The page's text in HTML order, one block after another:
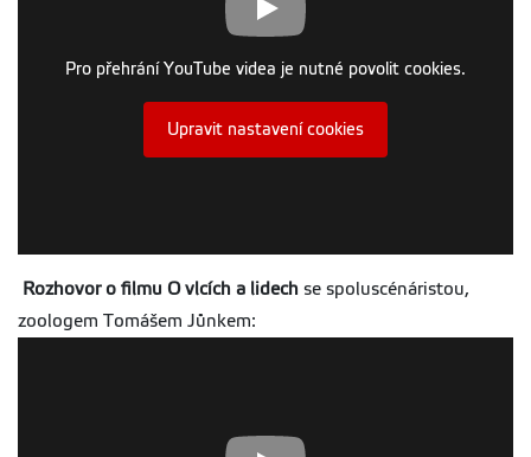
Pro přehrání YouTube videa je nutné povolit cookies.
Upravit nastavení cookies
Rozhovor o filmu O vlcích a lidech se spoluscénáristou,
zoologem Tomášem Jůnkem: